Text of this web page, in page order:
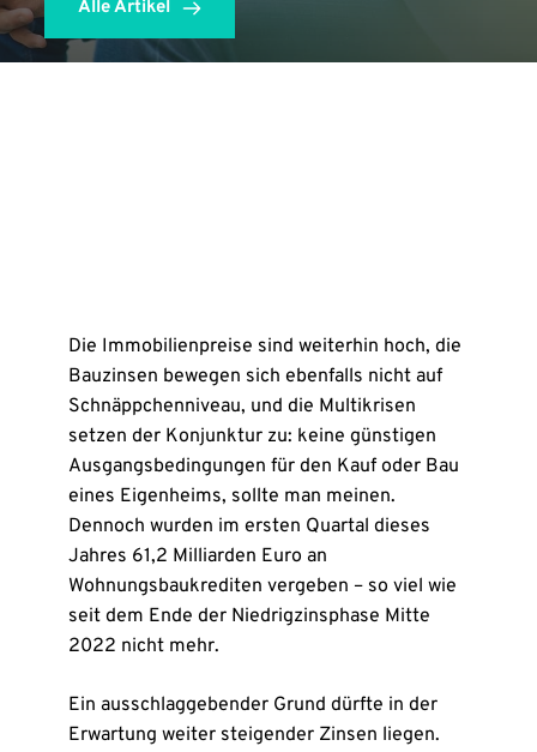
Alle Artikel
Die Immobilienpreise sind weiterhin hoch, die
Bauzinsen bewegen sich ebenfalls nicht auf
Schnäppchenniveau, und die Multikrisen
setzen der Konjunktur zu: keine günstigen
Ausgangsbedingungen für den Kauf oder Bau
eines Eigenheims, sollte man meinen.
Dennoch wurden im ersten Quartal dieses
Jahres 61,2 Milliarden Euro an
Wohnungsbaukrediten vergeben – so viel wie
seit dem Ende der Niedrigzinsphase Mitte
2022 nicht mehr.
Ein ausschlaggebender Grund dürfte in der
Erwartung weiter steigender Zinsen liegen.